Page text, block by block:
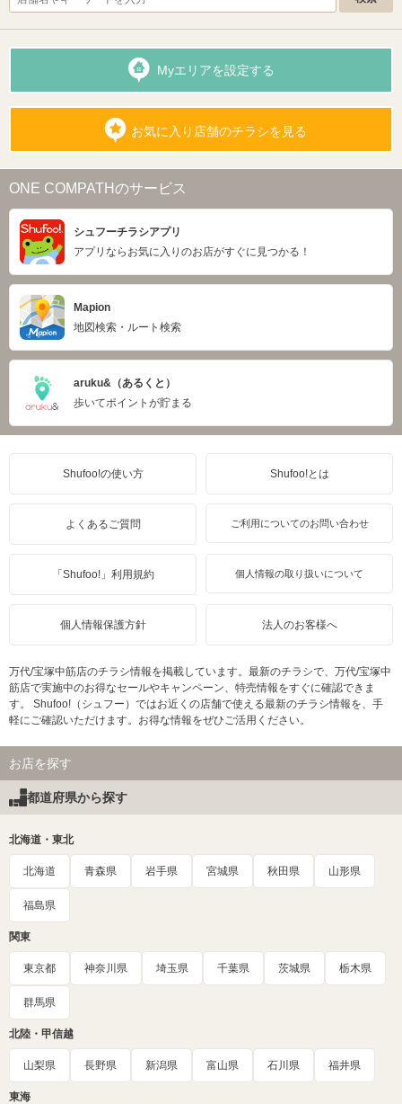
Myエリアを設定する
お気に入り店舗のチラシを見る
ONE COMPATHのサービス
シュフーチラシアプリ
アプリならお気に入りのお店がすぐに見つかる！
Mapion
地図検索・ルート検索
aruku&（あるくと）
歩いてポイントが貯まる
Shufoo!の使い方 Shufoo!とは
よくあるご質問 ご利用についてのお問い合わせ
「Shufoo!」利用規約 個人情報の取り扱いについて
個人情報保護方針 法人のお客様へ
万代/宝塚中筋店のチラシ情報を掲載しています。最新のチラシで、万代/宝塚中
筋店で実施中のお得なセールやキャンペーン、特売情報をすぐに確認できま
す。 Shufoo!（シュフー）ではお近くの店舗で使える最新のチラシ情報を、手
軽にご確認いただけます。お得な情報をぜひご活用ください。
お店を探す
都道府県から探す
北海道・東北
北海道 青森県 岩手県 宮城県 秋田県 山形県
福島県
関東
東京都 神奈川県 埼玉県 千葉県 茨城県 栃木県
群馬県
北陸・甲信越
山梨県 長野県 新潟県 富山県 石川県 福井県
東海